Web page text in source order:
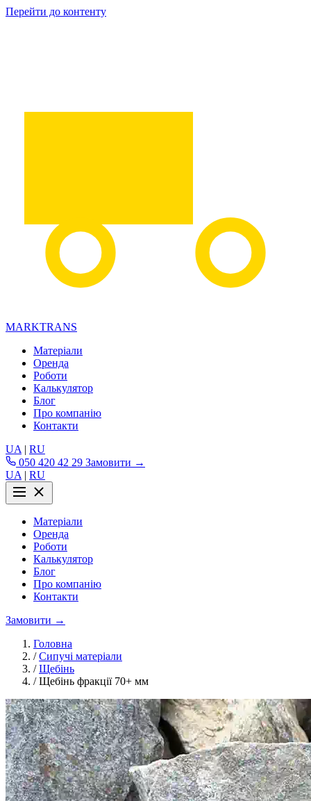
Перейти до контенту
MARKTRANS
Матеріали
Оренда
Роботи
Калькулятор
Блог
Про компанію
Контакти
UA | RU
050 420 42 29 Замовити →
UA | RU
Матеріали
Оренда
Роботи
Калькулятор
Блог
Про компанію
Контакти
Замовити →
Головна
/ Сипучі матеріали
/ Щебінь
/ Щебінь фракції 70+ мм